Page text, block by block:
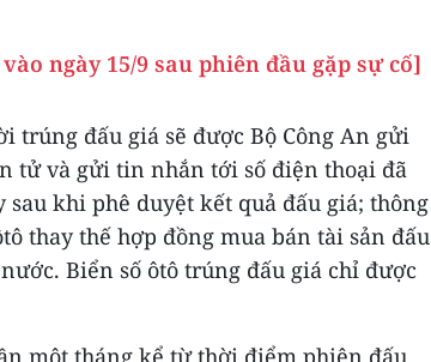
ngày 15/9 sau phiên đầu gặp sự cố]
trúng đấu giá sẽ được Bộ Công An gửi
tử và gửi tin nhắn tới số điện thoại đã
khi phê duyệt kết quả đấu giá; thông
thay thế hợp đồng mua bán tài sản đấu
Biển số ôtô trúng đấu giá chỉ được
một tháng kể từ thời điểm phiên đấu